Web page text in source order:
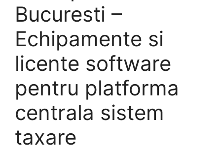
Bucuresti –
Echipamente si
licente software
pentru platforma
centrala sistem
taxare